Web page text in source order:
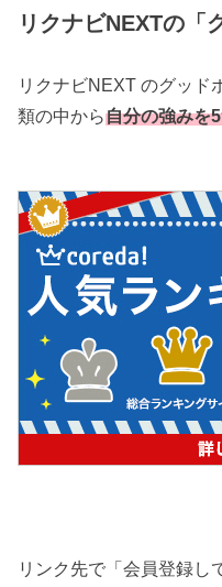
リクナビNEXTの「
リクナビNEXT のグッド
類の中から自分の強みを
リンク先で「会員登録し